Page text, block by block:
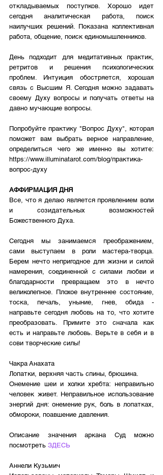
откладываемых поступков. Хорошо идет
сегодня аналитическая работа, поиск
наилучших решений. Показана коллективная
работа, общение, поиск единомышленников.
День подходит для медитативных практик,
ретритов и решения психологических
проблем. Интуиция обостряется, хорошая
связь с Высшим Я. Сегодня можно задавать
своему Духу вопросы и получать ответы на
давно мучающие вопросы.
Попробуйте практику "Вопрос Духу", которая
поможет вам выбрать верное направление,
определиться чего же именно вы хотите:
https://www.illuminatarot.com/blog/практика-
вопрос-духу
АФФИРМАЦИЯ ДНЯ
Все, что я делаю является проявлением воли
и созидательных возможностей
Божественного Духа.
Сегодня мы занимаемся преображением,
сами выступаем в роли мастера-творца.
Берем нечто непригодное для жизни и силой
намерения, соединенной с силами любви и
благодарности превращаем это в нечто
великолепное. Плохое внутреннее состояние,
тоска, печаль, уныние, гнев, обида -
направьте сегодня любовь на то, что хотите
преобразовать. Примите это сначала как
есть и направьте любовь. Верьте в себя и в
сови творческие силы!
Чакра Анахата
Лопатки, верхняя часть спины, брюшина.
Онемение шеи и холки хребта: неправильно
человек живет. Неправильное использование
энергий дня: онемение рук, боль в лопатках,
обмороки, поавшение давления.
Описание значения аркана Суд можно
посмотреть ЗДЕСЬ
Аннели Кузьмич